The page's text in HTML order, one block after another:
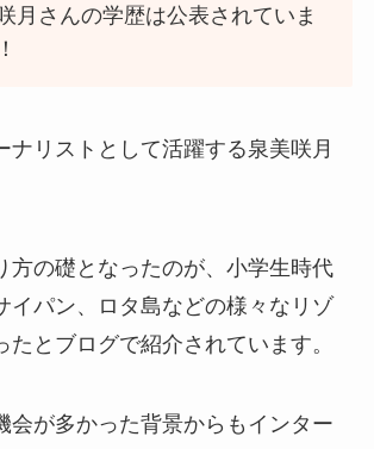
月さんの学歴は公表されていま
ナリストとして活躍する泉美咲月
方の礎となったのが、小学生時代
イパン、ロタ島などの様々なリゾ
たとブログで紹介されています。
会が多かった背景からもインター